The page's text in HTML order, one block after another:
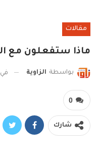
مقالات
ماذا ستفعلون مع
بواسطة الزاوية في
0
شارك